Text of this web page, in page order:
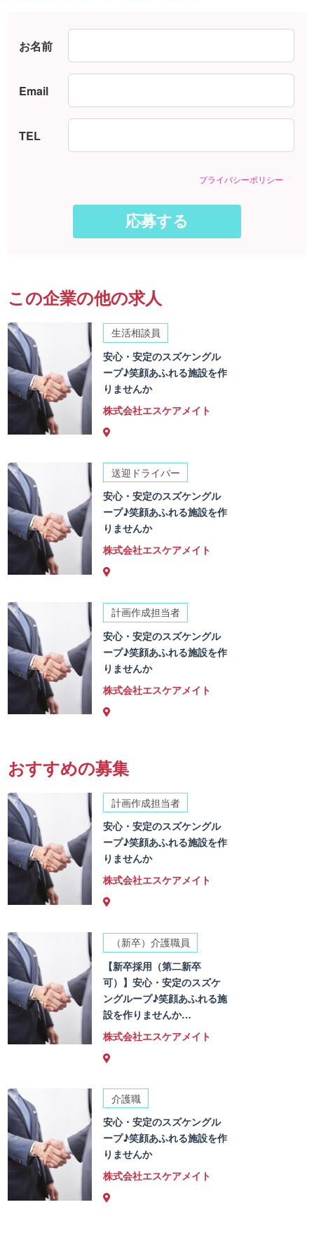
お名前
Email
TEL
プライバシーポリシー
この企業の他の求人
生活相談員
安心・安定のスズケングル
ープ♪笑顔あふれる施設を作
りませんか
株式会社エスケアメイト
送迎ドライバー
安心・安定のスズケングル
ープ♪笑顔あふれる施設を作
りませんか
株式会社エスケアメイト
計画作成担当者
安心・安定のスズケングル
ープ♪笑顔あふれる施設を作
りませんか
株式会社エスケアメイト
おすすめの募集
計画作成担当者
安心・安定のスズケングル
ープ♪笑顔あふれる施設を作
りませんか
株式会社エスケアメイト
（新卒）介護職員
【新卒採用（第二新卒
可）】安心・安定のスズケ
ングループ♪笑顔あふれる施
設を作りませんか…
株式会社エスケアメイト
介護職
安心・安定のスズケングル
ープ♪笑顔あふれる施設を作
りませんか
株式会社エスケアメイト